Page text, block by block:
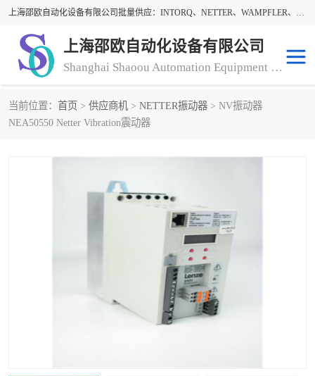
上海邵欧自动化设备有限公司批量供应：INTORQ、NETTER、WAMPFLER、WARNER、WICHITA、三菱离合器、warner离合器、NETTER振动器、WAMPFLER滑触线。上海邵欧自动化设备有限公司提供创新技术与产品解决方案，让客户享有高性价比，优质的产品和服务，我们坚持以持续技术和服务创新为客户不断创造价值。欢迎来电咨询！
上海邵欧自动化设备有限公司
Shanghai Shaoou Automation Equipment Co., Ltd
当前位置： 首页 > 供应商机 > NETTER振动器 > NV振动器
NEA50550 Netter Vibration震动器
warner离合器
NETTER振动器 minarik
DAYTON
carlson制动器
CLEVELAND
STEARNS制动器